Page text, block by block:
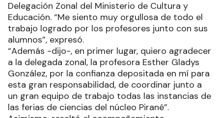
Delegación Zonal del Ministerio de Cultura y
Educación. “Me siento muy orgullosa de todo el
trabajo logrado por los profesores junto con sus
alumnos”, expresó.
“Además -dijo-, en primer lugar, quiero agradecer
a la delegada zonal, la profesora Esther Gladys
González, por la confianza depositada en mí para
esta gran responsabilidad, de coordinar junto a
un gran equipo de trabajo todas las instancias de
las ferias de ciencias del núcleo Pirané”.